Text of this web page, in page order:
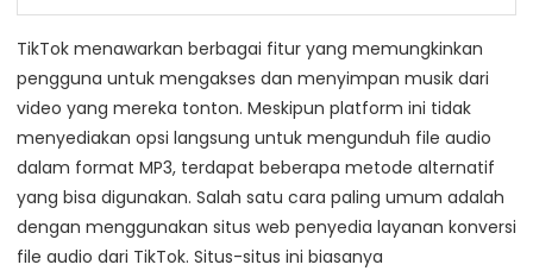
TikTok menawarkan berbagai fitur yang memungkinkan
pengguna untuk mengakses dan menyimpan musik dari
video yang mereka tonton. Meskipun platform ini tidak
menyediakan opsi langsung untuk mengunduh file audio
dalam format MP3, terdapat beberapa metode alternatif
yang bisa digunakan. Salah satu cara paling umum adalah
dengan menggunakan situs web penyedia layanan konversi
file audio dari TikTok. Situs-situs ini biasanya